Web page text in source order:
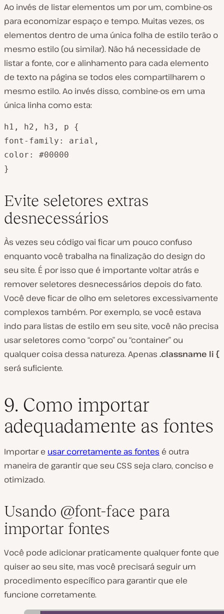
Ao invés de listar elementos um por um, combine-os
para economizar espaço e tempo. Muitas vezes, os
elementos dentro de uma única folha de estilo terão o
mesmo estilo (ou similar). Não há necessidade de
listar a fonte, cor e alinhamento para cada elemento
de texto na página se todos eles compartilharem o
mesmo estilo. Ao invés disso, combine-os em uma
única linha como esta:
h1, h2, h3, p {
font-family: arial,
color: #00000
}
Evite seletores extras
desnecessários
Às vezes seu código vai ficar um pouco confuso
enquanto você trabalha na finalização do design do
seu site. É por isso que é importante voltar atrás e
remover seletores desnecessários depois do fato.
Você deve ficar de olho em seletores excessivamente
complexos também. Por exemplo, se você estava
indo para listas de estilo em seu site, você não precisa
usar seletores como “corpo” ou “container” ou
qualquer coisa dessa natureza. Apenas .classname li {
será suficiente.
9. Como importar
adequadamente as fontes
Importar e usar corretamente as fontes é outra
maneira de garantir que seu CSS seja claro, conciso e
otimizado.
Usando @font-face para
importar fontes
Você pode adicionar praticamente qualquer fonte que
quiser ao seu site, mas você precisará seguir um
procedimento específico para garantir que ele
funcione corretamente.